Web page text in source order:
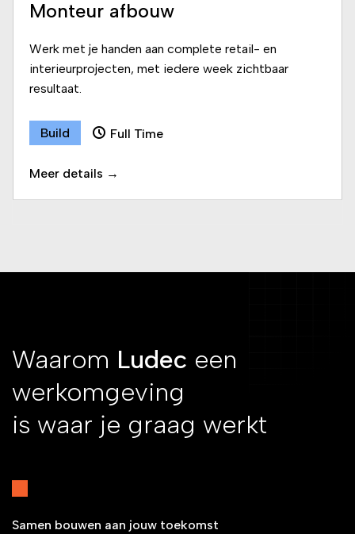
Monteur afbouw
Werk met je handen aan complete retail- en
interieurprojecten, met iedere week zichtbaar
resultaat.
Build Full Time
Meer details
Waarom Ludec een
werkomgeving
is waar je graag werkt
Samen bouwen aan jouw toekomst